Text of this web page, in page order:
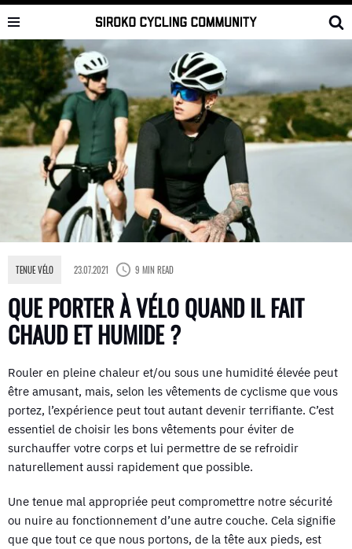
Skip
content
QUE PORTER À VÉLO QUAND IL FAIT
CHAUD ET HUMIDE ?
TENUE VÉLO 23.07.2021 9 MIN READ
Rouler en pleine chaleur et/ou sous une humidité élevée peut
être amusant, mais, selon les vêtements de cyclisme que vous
portez, l’expérience peut tout autant devenir terrifiante. C’est
essentiel de choisir les bons vêtements pour éviter de
surchauffer votre corps et lui permettre de se refroidir
naturellement aussi rapidement que possible.
Une tenue mal appropriée peut compromettre notre sécurité
ou nuire au fonctionnement d’une autre couche. Cela signifie
que que tout ce que nous portons, de la tête aux pieds, est